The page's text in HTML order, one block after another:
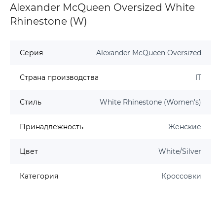
Alexander McQueen Oversized White
Rhinestone (W)
Серия Alexander McQueen Oversized
Страна производства IT
Стиль White Rhinestone (Women's)
Принадлежность Женские
Цвет White/Silver
Категория Кроссовки